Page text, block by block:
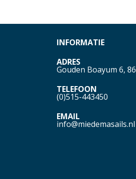
INFORMATIE
ADRES
Gouden Boayum 6,
TELEFOON
(0)515-443450
EMAIL
info@miedemasails.nl